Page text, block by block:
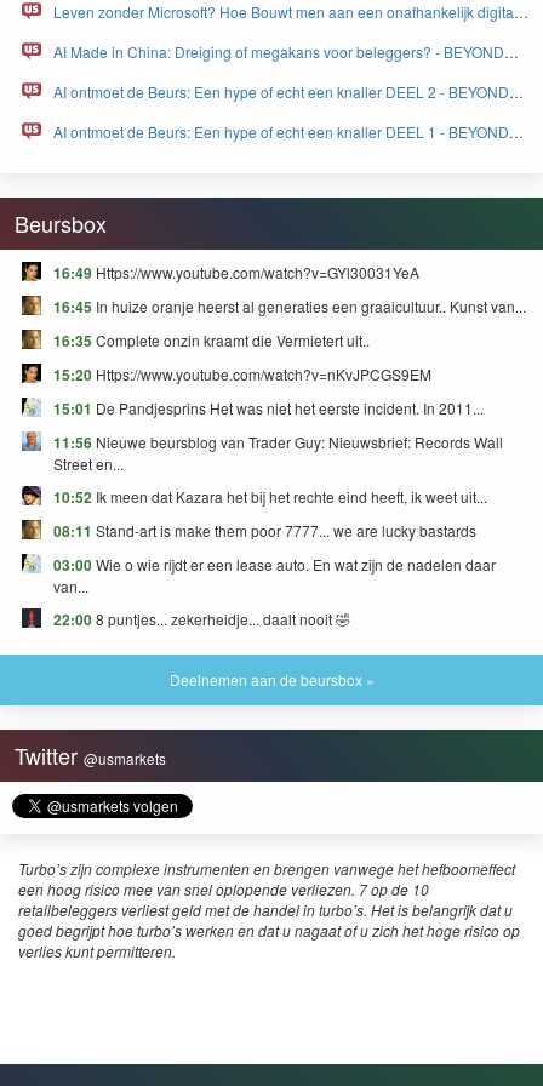
Leven zonder Microsoft? Hoe Bouwt men aan een onafhankelijk digitaal
AI Made in China: Dreiging of megakans voor beleggers? - BEYOND
AI ontmoet de Beurs: Een hype of echt een knaller DEEL 2 - BEYOND
AI ontmoet de Beurs: Een hype of echt een knaller DEEL 1 - BEYOND
Beursbox
16:49 Https://www.youtube.com/watch?v=GYl30031YeA
16:45 In huize oranje heerst al generaties een graaicultuur.. Kunst van...
16:35 Complete onzin kraamt die Vermietert uit..
15:20 Https://www.youtube.com/watch?v=nKvJPCGS9EM
15:01 De Pandjesprins Het was niet het eerste incident. In 2011...
11:56 Nieuwe beursblog van Trader Guy: Nieuwsbrief: Records Wall
Street en...
10:52 Ik meen dat Kazara het bij het rechte eind heeft, ik weet uit...
08:11 Stand-art is make them poor 7777... we are lucky bastards
03:00Wie o wie rijdt er een lease auto. En wat zijn de nadelen daar
van...
22:008 puntjes... zekerheidje... daalt nooit 🤣
Deelnemen aan de beursbox »
Twitter @usmarkets
Turbo’s zijn complexe instrumenten en brengen vanwege het hefboomeffect
een hoog risico mee van snel oplopende verliezen. 7 op de 10
retailbeleggers verliest geld met de handel in turbo’s. Het is belangrijk dat u
goed begrijpt hoe turbo’s werken en dat u nagaat of u zich het hoge risico op
verlies kunt permitteren.